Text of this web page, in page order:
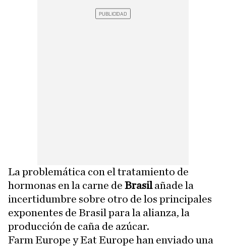
La problemática con el tratamiento de
hormonas en la carne de Brasilañade la
incertidumbre sobre otro de los principales
exponentes de Brasil para la alianza, la
producción de caña de azúcar.
Farm Europe y Eat Europe han enviado una